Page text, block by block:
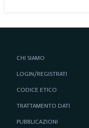
CHI SIAMO
LOGIN/REGISTRATI
CODICE ETICO
TRATTAMENTO DATI
PUBBLICAZIONI